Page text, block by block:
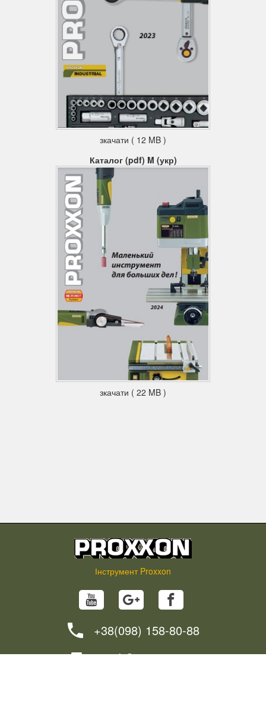
зкачати ( 12 MB )
Каталог (pdf) M (укр)
зкачати ( 22 MB )
Інструмент Proxxon
+38(098) 158-80-88
info@proxxon.in.ua